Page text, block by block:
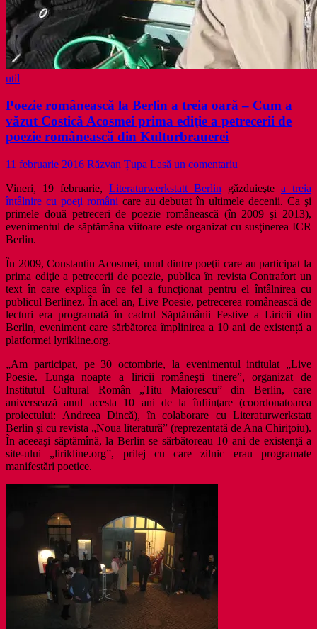
util
Poezie românească la Berlin a treia oară – Cum a
văzut Costică Acosmei prima ediţie a petrecerii de
poezie românească din Kulturbrauerei
11 februarie 2016 Răzvan Țupa Lasă un comentariu
Vineri, 19 februarie, Literaturwerkstatt Berlin găzduieşte a treia
întâlnire cu poeţi români care au debutat în ultimele decenii. Ca şi
primele două petreceri de poezie românească (în 2009 şi 2013),
evenimentul de săptămâna viitoare este organizat cu susţinerea ICR
Berlin.
În 2009, Constantin Acosmei, unul dintre poeţii care au participat la
prima ediţie a petrecerii de poezie, publica în revista Contrafort un
text în care explica în ce fel a funcţionat pentru el întâlnirea cu
publicul Berlinez. În acel an, Live Poesie, petrecerea românească de
lecturi era programată în cadrul Săptămânii Festive a Liricii din
Berlin, eveniment care sărbătorea împlinirea a 10 ani de existență a
platformei lyrikline.org.
„Am participat, pe 30 octombrie, la evenimentul intitulat „Live
Poesie. Lunga noapte a liricii româneşti tinere”, organizat de
Institutul Cultural Român „Titu Maiorescu” din Berlin, care
aniversează anul acesta 10 ani de la înfiinţare (coordonatoarea
proiectului: Andreea Dincă), în colaborare cu Literaturwerkstatt
Berlin şi cu revista „Noua literatură” (reprezentată de Ana Chiriţoiu).
În aceeaşi săptămînă, la Berlin se sărbătoreau 10 ani de existenţă a
site-ului „lirikline.org”, prilej cu care zilnic erau programate
manifestări poetice.